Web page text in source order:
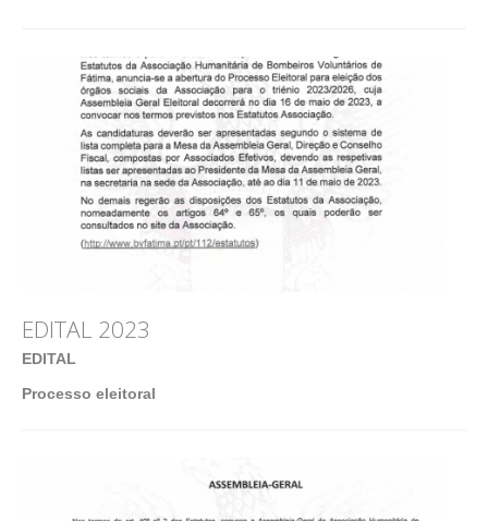
EDITAL 2023
EDITAL
Processo eleitoral